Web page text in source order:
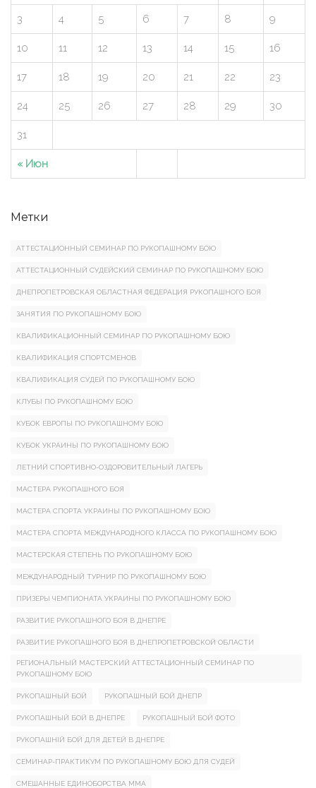
« Июн
3 4 5 6 7 8 9
10 11 12 13 14 15 16
17 18 19 20 21 22 23
24 25 26 27 28 29 30
31
Метки
АТТЕСТАЦИОННЫЙ СЕМИНАР ПО РУКОПАШНОМУ БОЮ
АТТЕСТАЦИОННЫЙ СУДЕЙСКИЙ СЕМИНАР ПО РУКОПАШНОМУ БОЮ
ДНЕПРОПЕТРОВСКАЯ ОБЛАСТНАЯ ФЕДЕРАЦИЯ РУКОПАШНОГО БОЯ
ЗАНЯТИЯ ПО РУКОПАШНОМУ БОЮ
КВАЛИФИКАЦИОННЫЙ СЕМИНАР ПО РУКОПАШНОМУ БОЮ
КВАЛИФИКАЦИЯ СПОРТСМЕНОВ
КВАЛИФИКАЦИЯ СУДЕЙ ПО РУКОПАШНОМУ БОЮ
КЛУБЫ ПО РУКОПАШНОМУ БОЮ
КУБОК ЕВРОПЫ ПО РУКОПАШНОМУ БОЮ
КУБОК УКРАИНЫ ПО РУКОПАШНОМУ БОЮ
ЛЕТНИЙ СПОРТИВНО-ОЗДОРОВИТЕЛЬНЫЙ ЛАГЕРЬ
МАСТЕРА РУКОПАШНОГО БОЯ
МАСТЕРА СПОРТА УКРАИНЫ ПО РУКОПАШНОМУ БОЮ
МАСТЕРА СПОРТА МЕЖДУНАРОДНОГО КЛАССА ПО РУКОПАШНОМУ БОЮ
МАСТЕРСКАЯ СТЕПЕНЬ ПО РУКОПАШНОМУ БОЮ
МЕЖДУНАРОДНЫЙ ТУРНИР ПО РУКОПАШНОМУ БОЮ
ПРИЗЕРЫ ЧЕМПИОНАТА УКРАИНЫ ПО РУКОПАШНОМУ БОЮ
РАЗВИТИЕ РУКОПАШНОГО БОЯ В ДНЕПРЕ
РАЗВИТИЕ РУКОПАШНОГО БОЯ В ДНЕПРОПЕТРОВСКОЙ ОБЛАСТИ
РЕГИОНАЛЬНЫЙ МАСТЕРСКИЙ АТТЕСТАЦИОННЫЙ СЕМИНАР ПО
РУКОПАШНОМУ БОЮ
РУКОПАШНЫЙ БОЙ РУКОПАШНЫЙ БОЙ ДНЕПР
РУКОПАШНЫЙ БОЙ В ДНЕПРЕ РУКОПАШНЫЙ БОЙ ФОТО
РУКОПАШНІЙ БОЙ ДЛЯ ДЕТЕЙ В ДНЕПРЕ
СЕМИНАР-ПРАКТИКУМ ПО РУКОПАШНОМУ БОЮ ДЛЯ СУДЕЙ
СМЕШАННЫЕ ЕДИНОБОРСТВА ММА